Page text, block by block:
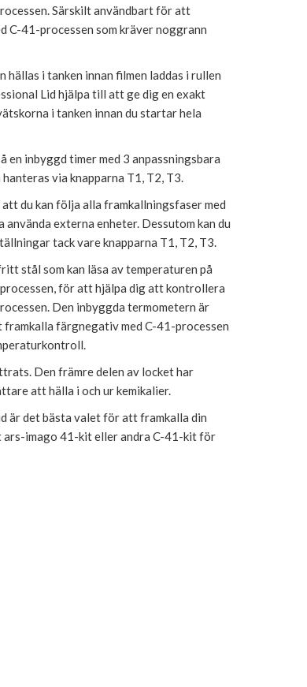
Särskilt användbart för att
C-41-processen som kräver noggrann
hällas i tanken innan filmen laddas i rullen
Lid hjälpa till att ge dig en exakt
i tanken innan du startar hela
en inbyggd timer med 3 anpassningsbara
via knapparna T1, T2, T3.
du kan följa alla framkallningsfaser med
externa enheter. Dessutom kan du
tack vare knapparna T1, T2, T3.
stål som kan läsa av temperaturen på
för att hjälpa dig att kontrollera
Den inbyggda termometern är
färgnegativ med C-41-processen
Den främre delen av locket har
att hälla i och ur kemikalier.
är det bästa valet för att framkalla din
ars-imago 41-kit eller andra C-41-kit för